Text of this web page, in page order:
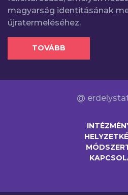
magyarság identitásának
újratermeléséhez.
TOVÁBB
@